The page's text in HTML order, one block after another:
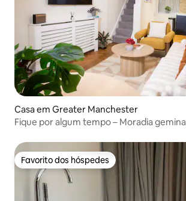
Casa em Greater Manchester
Fique por algum tempo – Moradia
Favorito dos hóspedes
Favorito dos hóspedes